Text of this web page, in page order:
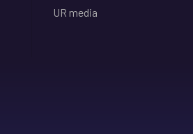
UR media